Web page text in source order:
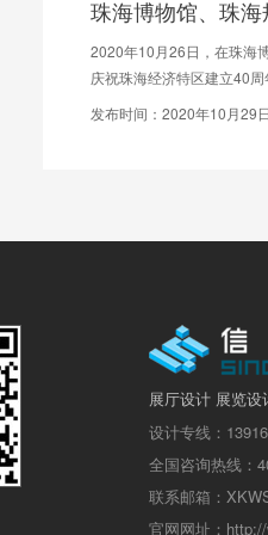
2020年10月26日，在珠海
庆祝珠海经济特区建立40周
发布时间：2020年10月29日
展厅设计 展览
设计专线：
全国咨询热线：
联系邮箱：
官网网址：